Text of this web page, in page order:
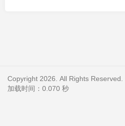
Copyright 2026. All Rights Reserved.
加载时间：0.070 秒